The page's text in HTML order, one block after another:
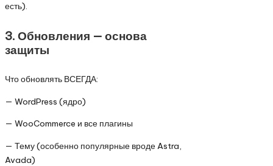
есть).
3. Обновления — основа
защиты
Что обновлять ВСЕГДА:
— WordPress (ядро)
— WooCommerce и все плагины
— Тему (особенно популярные вроде Astra,
Avada)